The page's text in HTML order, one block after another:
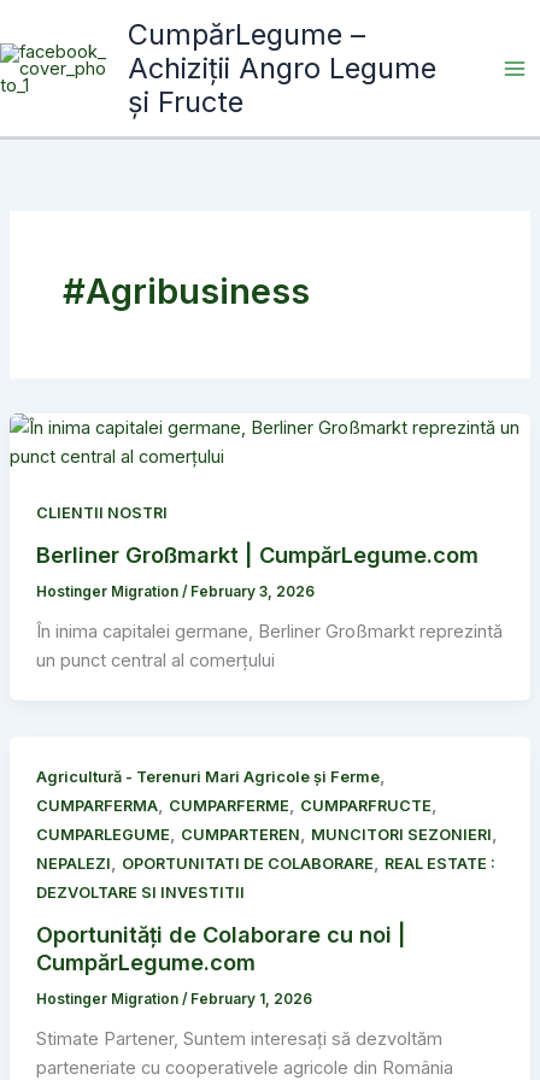
to
content
CumpărLegume –
Achiziții Angro Legume
și Fructe
#Agribusiness
CLIENTII NOSTRI
Berliner Großmarkt | CumpărLegume.com
Hostinger Migration / February 3, 2026
În inima capitalei germane, Berliner Großmarkt reprezintă
un punct central al comerțului
Agricultură - Terenuri Mari Agricole și Ferme,
CUMPARFERMA, CUMPARFERME, CUMPARFRUCTE,
CUMPARLEGUME, CUMPARTEREN, MUNCITORI SEZONIERI,
NEPALEZI, OPORTUNITATI DE COLABORARE, REAL ESTATE :
DEZVOLTARE SI INVESTITII
Oportunități de Colaborare cu noi |
CumpărLegume.com
Hostinger Migration / February 1, 2026
Stimate Partener, Suntem interesați să dezvoltăm
parteneriate cu cooperativele agricole din România